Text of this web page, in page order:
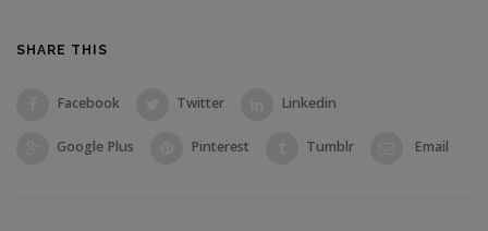
SHARE THIS
Facebook Twitter Linkedin
Google Plus Pinterest Tumblr Email